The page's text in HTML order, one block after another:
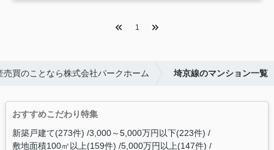
1
売買のことなら株式会社パークホーム 埼京線のマンション一覧
おすすめこだわり特集
新築戸建て(273件) 3,000～5,000万円以下(223件)
敷地面積100㎡以上(159件) 5,000万円以上(147件)